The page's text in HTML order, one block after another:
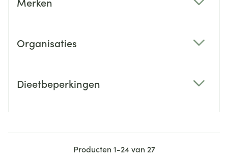
Organisaties
Dieetbeperkingen
Producten1-24van 27